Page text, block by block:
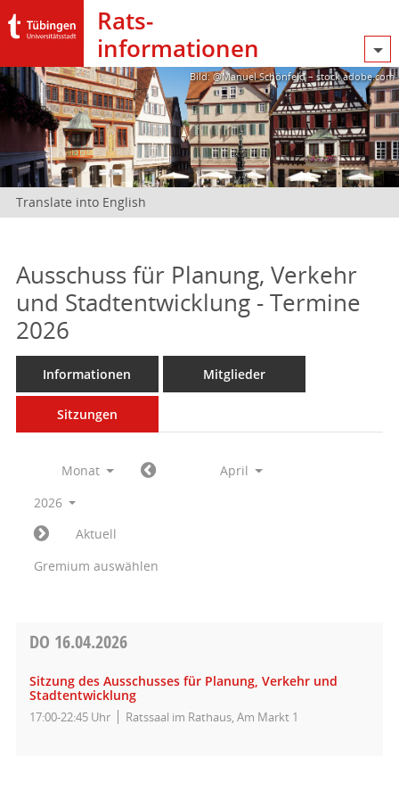
Rats­
informationen
Bild: @Manuel Schönfeld – stock.adobe.com
Translate into English
Ausschuss für Planung, Verkehr
und Stadtentwicklung - Termine
2026
Informationen Mitglieder
Sitzungen
Monat
April
2026
Aktuell
Gremium auswählen
DO 16.04.2026
Sitzung des Ausschusses für Planung, Verkehr und
Stadtentwicklung
17:00-22:45 Uhr Ratssaal im Rathaus, Am Markt 1